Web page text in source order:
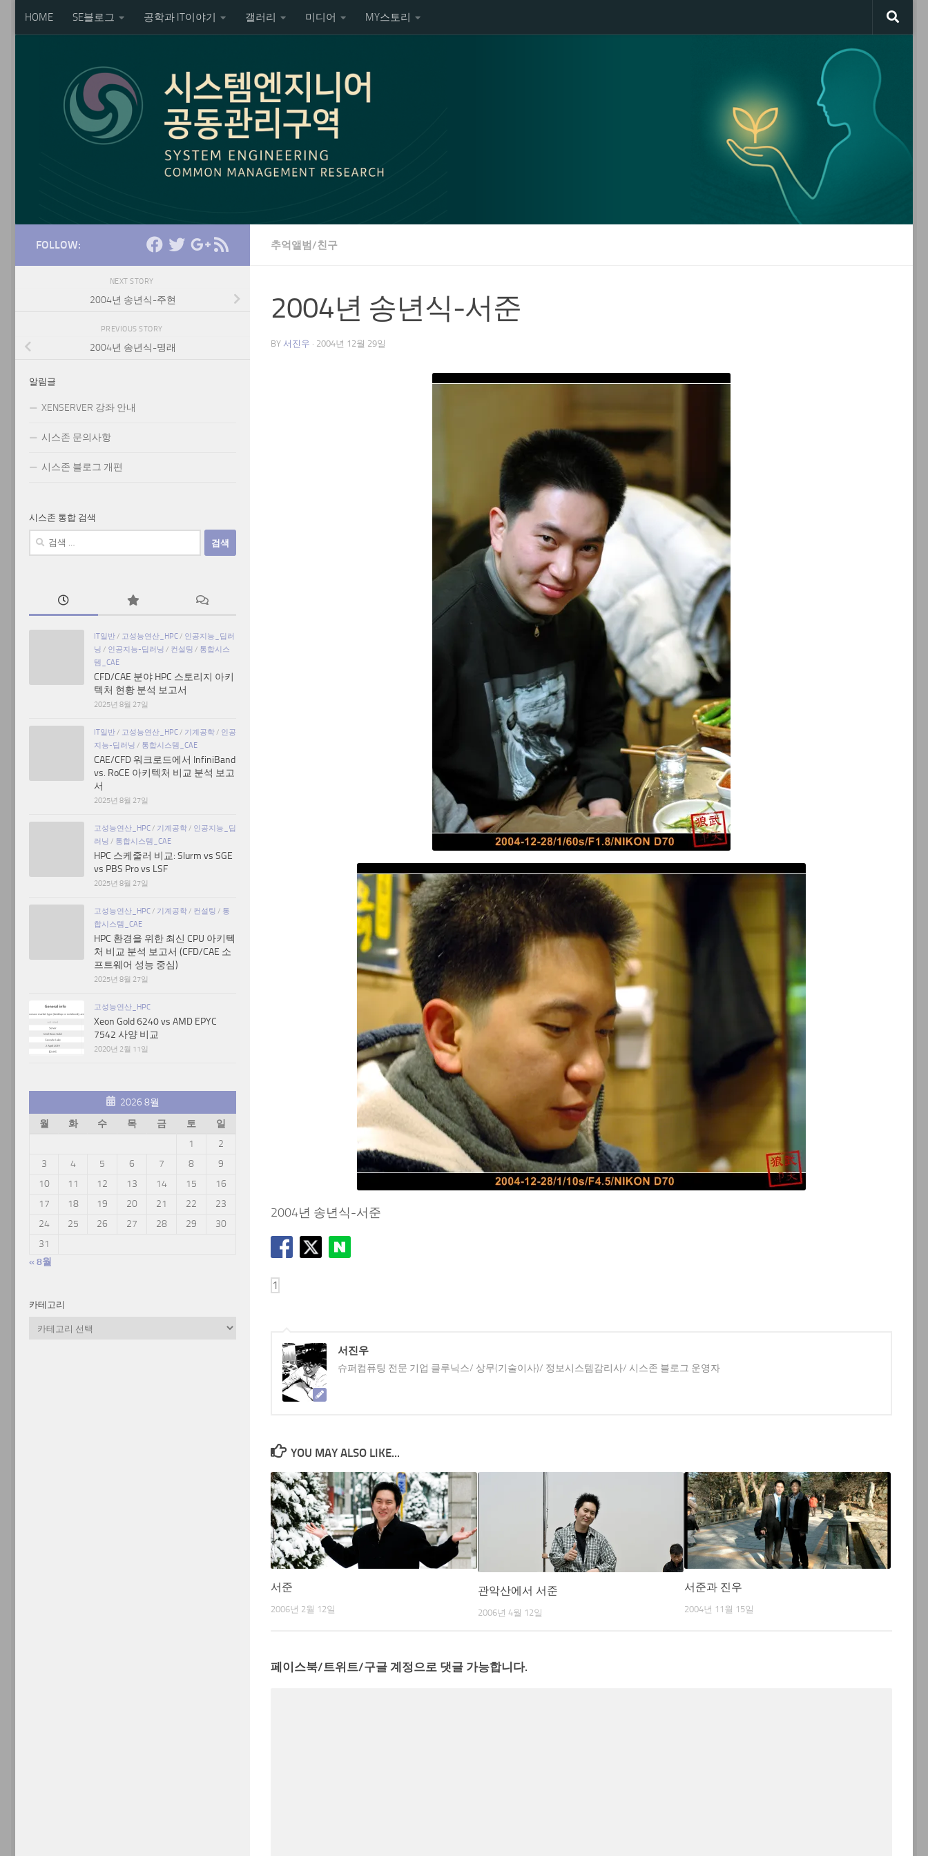
Skip to content
HOME SE블로그 공학과 IT이야기 갤러리 미디어 MY스토리
추억앨범/친구
2004년 송년식-서준
BY 서진우 · 2004년 12월 29일
2004년 송년식-서준
서진우
슈퍼컴퓨팅 전문 기업 클루닉스/ 상무(기술이사)/ 정보시스템감리사/ 시스존 블로그 운영자
YOU MAY ALSO LIKE...
서준
2006년 2월 12일
관악산에서 서준
2006년 4월 12일
서준과 진우
2004년 11월 15일
페이스북/트위트/구글 계정으로 댓글 가능합니다.
FOLLOW:
NEXT STORY
2004년 송년식-주현
PREVIOUS STORY
2004년 송년식-명래
알림글
XENSERVER 강좌 안내
시스존 문의사항
시스존 블로그 개편
시스존 통합 검색
검
IT일반/ 고성능연산_HPC/ 인공지능_딥러
닝 / 인공지능-딥러닝 / 컨설팅 / 통합시스
템_CAE
CFD/CAE 분야 HPC 스토리지 아키
텍처 현황 분석 보고서
2025년 8월 27일
IT일반/ 고성능연산_HPC/ 기계공학/ 인공
지능-딥러닝 / 통합시스템_CAE
CAE/CFD 워크로드에서 InfiniBand
vs. RoCE 아키텍처 비교 분석 보고
서
2025년 8월 27일
고성능연산_HPC/ 기계공학/ 인공지능_딥
러닝 / 통합시스템_CAE
HPC 스케줄러 비교: Slurm vs SGE
vs PBS Pro vs LSF
2025년 8월 27일
고성능연산_HPC/ 기계공학/ 컨설팅 / 통
합시스템_CAE
HPC 환경을 위한 최신 CPU 아키텍
처 비교 분석 보고서 (CFD/CAE 소
프트웨어 성능 중심)
2025년 8월 27일
고성능연산_HPC
Xeon Gold 6240 vs AMD EPYC
7542 사양 비교
2020년 2월 11일
2026 8월
월
화 수 목 금 토
일
1
2
3
4 5 6 7 8
9
10
11 12 13 14 15
16
17
18 19 20 21 22
23
24
25 26 27 28 29
30
31
« 8월
카테고리